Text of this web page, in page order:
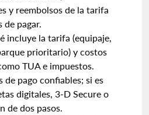
y reembolsos de la tarifa
de pagar.
incluye la tarifa (equipaje,
prioritario) y costos
TUA e impuestos.
de pago confiables; si es
digitales, 3-D Secure o
de dos pasos.